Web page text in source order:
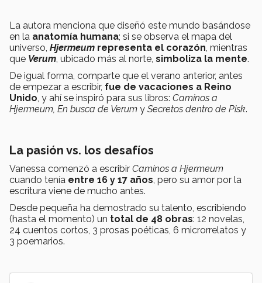
La autora menciona que diseñó este mundo basándose
en la anatomía humana; si se observa el mapa del
universo, Hjermeum representa el corazón, mientras
que Verum, ubicado más al norte, simboliza la mente.
De igual forma, comparte que el verano anterior, antes
de empezar a escribir, fue de vacaciones a Reino
Unido, y ahí se inspiró para sus libros: Caminos a
Hjermeum, En busca de Verum y Secretos dentro de Pisk.
La pasión vs. los desafíos
Vanessa comenzó a escribir Caminos a Hjermeum
cuando tenía entre 16 y 17 años, pero su amor por la
escritura viene de mucho antes.
Desde pequeña ha demostrado su talento, escribiendo
(hasta el momento) un total de 48 obras: 12 novelas,
24 cuentos cortos, 3 prosas poéticas, 6 microrrelatos y
3 poemarios.